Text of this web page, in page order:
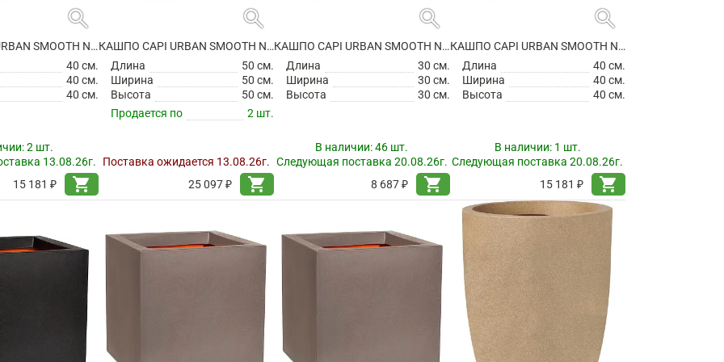
search
КАШПО CAPI URBAN SMOOTH NL POT SQUARE BEIGE
40 см.
40 см.
40 см.
2 шт.
13.08.26г.
15 181 ₽
shopping_cart
search
КАШПО CAPI URBAN SMOOTH NL POT SQUARE BEIGE
Длина
50 см.
Ширина
50 см.
Высота
50 см.
Продается по
2 шт.
Поставка ожидается 13.08.26г.
25 097 ₽
shopping_cart
search
КАШПО CAPI URBAN SMOOTH NL POT SQUARE BLACK
Длина
30 см.
Ширина
30 см.
Высота
30 см.
В наличии:46 шт.
Следующая поставка 20.08.26г.
8 687 ₽
shopping_cart
search
КАШПО CAPI URBAN SMOOTH NL POT SQUARE BLACK
Длина
40 см.
Ширина
40 см.
Высота
40 см.
В наличии: 1 шт.
Следующая поставка 20.08.26г.
15 181 ₽
shopping_cart